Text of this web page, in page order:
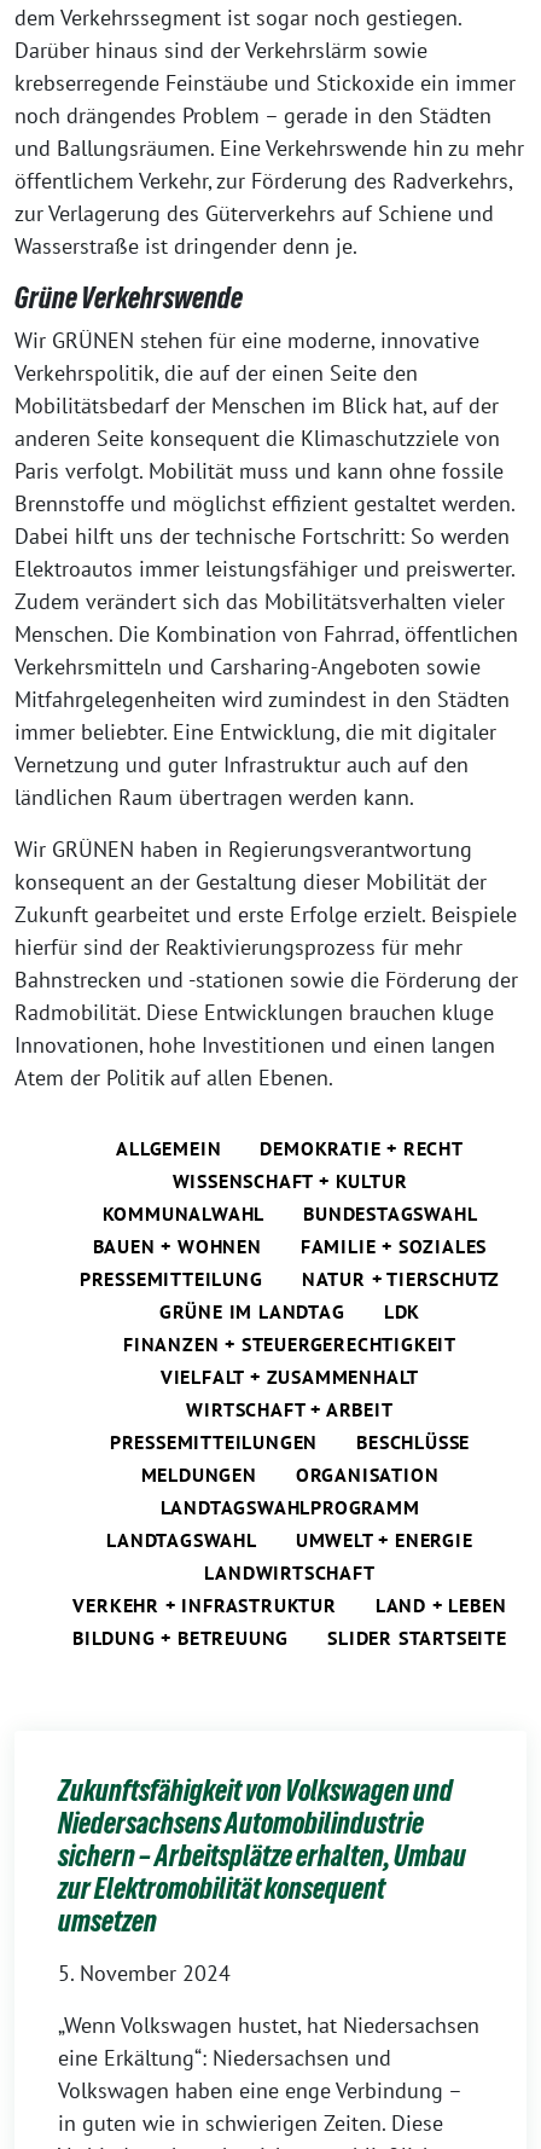
dem Verkehrssegment ist sogar noch gestiegen.
Darüber hinaus sind der Verkehrslärm sowie
krebserregende Feinstäube und Stickoxide ein immer
noch drängendes Problem – gerade in den Städten
und Ballungsräumen. Eine Verkehrswende hin zu mehr
öffentlichem Verkehr, zur Förderung des Radverkehrs,
zur Verlagerung des Güterverkehrs auf Schiene und
Wasserstraße ist dringender denn je.
Grüne Verkehrswende
Wir GRÜNEN stehen für eine moderne, innovative
Verkehrspolitik, die auf der einen Seite den
Mobilitätsbedarf der Menschen im Blick hat, auf der
anderen Seite konsequent die Klimaschutzziele von
Paris verfolgt. Mobilität muss und kann ohne fossile
Brennstoffe und möglichst effizient gestaltet werden.
Dabei hilft uns der technische Fortschritt: So werden
Elektroautos immer leistungsfähiger und preiswerter.
Zudem verändert sich das Mobilitätsverhalten vieler
Menschen. Die Kombination von Fahrrad, öffentlichen
Verkehrsmitteln und Carsharing-Angeboten sowie
Mitfahrgelegenheiten wird zumindest in den Städten
immer beliebter. Eine Entwicklung, die mit digitaler
Vernetzung und guter Infrastruktur auch auf den
ländlichen Raum übertragen werden kann.
Wir GRÜNEN haben in Regierungsverantwortung
konsequent an der Gestaltung dieser Mobilität der
Zukunft gearbeitet und erste Erfolge erzielt. Beispiele
hierfür sind der Reaktivierungsprozess für mehr
Bahnstrecken und -stationen sowie die Förderung der
Radmobilität. Diese Entwicklungen brauchen kluge
Innovationen, hohe Investitionen und einen langen
Atem der Politik auf allen Ebenen.
ALLGEMEIN
DEMOKRATIE + RECHT
WISSENSCHAFT + KULTUR
KOMMUNALWAHL
BUNDESTAGSWAHL
BAUEN + WOHNEN
FAMILIE + SOZIALES
PRESSEMITTEILUNG
NATUR + TIERSCHUTZ
GRÜNE IM LANDTAG
LDK
FINANZEN + STEUERGERECHTIGKEIT
VIELFALT + ZUSAMMENHALT
WIRTSCHAFT + ARBEIT
PRESSEMITTEILUNGEN
BESCHLÜSSE
MELDUNGEN
ORGANISATION
LANDTAGSWAHLPROGRAMM
LANDTAGSWAHL
UMWELT + ENERGIE
LANDWIRTSCHAFT
VERKEHR + INFRASTRUKTUR
LAND + LEBEN
BILDUNG + BETREUUNG
SLIDER STARTSEITE
Zukunftsfähigkeit von Volkswagen und
Niedersachsens Automobilindustrie
sichern – Arbeitsplätze erhalten, Umbau
zur Elektromobilität konsequent
umsetzen
5. November 2024
„Wenn Volkswagen hustet, hat Niedersachsen
eine Erkältung“: Niedersachsen und
Volkswagen haben eine enge Verbindung –
in guten wie in schwierigen Zeiten. Diese